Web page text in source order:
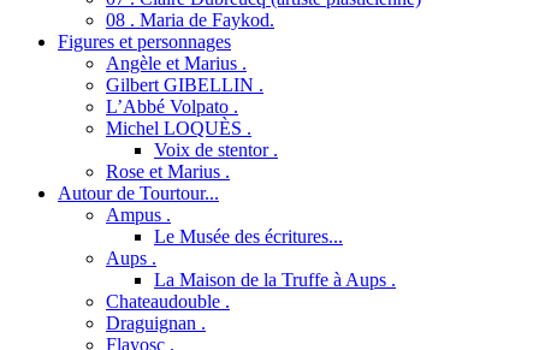
08 . Maria de Faykod.
Figures et personnages
Angèle et Marius .
Gilbert GIBELLIN .
L’Abbé Volpato .
Michel LOQUÈS .
Voix de stentor .
Rose et Marius .
Autour de Tourtour...
Ampus .
Le Musée des écritures...
Aups .
La Maison de la Truffe à Aups .
Chateaudouble .
Draguignan .
Flayosc .